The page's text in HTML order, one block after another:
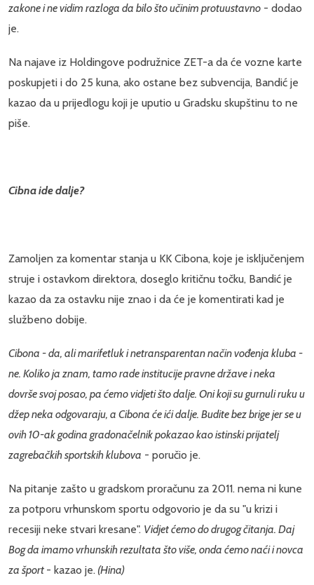
zakone i ne vidim razloga da bilo što učinim protuustavno - dodao
je.
Na najave iz Holdingove podružnice ZET-a da će vozne karte
poskupjeti i do 25 kuna, ako ostane bez subvencija, Bandić je
kazao da u prijedlogu koji je uputio u Gradsku skupštinu to ne
piše.
Cibna ide dalje?
Zamoljen za komentar stanja u KK Cibona, koje je isključenjem
struje i ostavkom direktora, doseglo kritičnu točku, Bandić je
kazao da za ostavku nije znao i da će je komentirati kad je
službeno dobije.
Cibona - da, ali marifetluk i netransparentan način vođenja kluba -
ne. Koliko ja znam, tamo rade institucije pravne države i neka
dovrše svoj posao, pa ćemo vidjeti što dalje. Oni koji su gurnuli ruku u
džep neka odgovaraju, a Cibona će ići dalje. Budite bez brige jer se u
ovih 10-ak godina gradonačelnik pokazao kao istinski prijatelj
zagrebačkih sportskih klubova - poručio je.
Na pitanje zašto u gradskom proračunu za 2011. nema ni kune
za potporu vrhunskom sportu odgovorio je da su "u krizi i
recesiji neke stvari kresane". Vidjet ćemo do drugog čitanja. Daj
Bog da imamo vrhunskih rezultata što više, onda ćemo naći i novca
za šport - kazao je. (Hina)